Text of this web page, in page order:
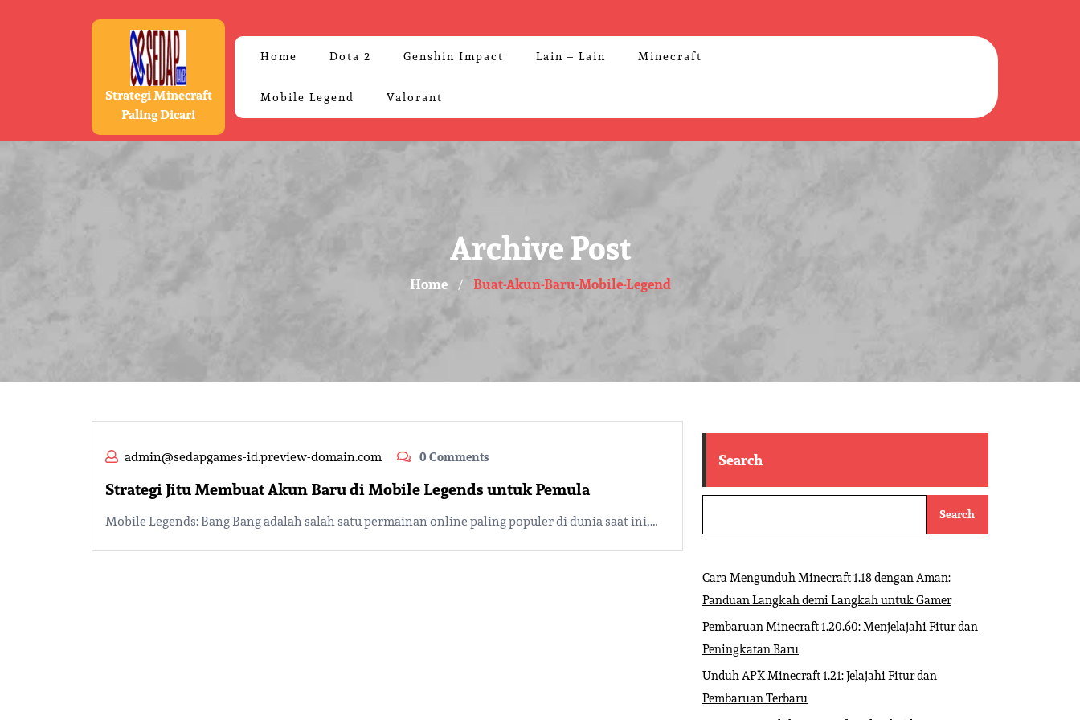
Strategi Minecraft
Paling Dicari
Home Dota 2 Genshin Impact Lain – Lain Minecraft
Mobile Legend Valorant
Archive Post
Home / Buat-Akun-Baru-Mobile-Legend
admin@sedapgames-id.preview-domain.com 0 Comments
Strategi Jitu Membuat Akun Baru di Mobile Legends untuk Pemula
Mobile Legends: Bang Bang adalah salah satu permainan online paling populer di dunia saat ini,…
Search
Search
Cara Mengunduh Minecraft 1.18 dengan Aman:
Panduan Langkah demi Langkah untuk Gamer
Pembaruan Minecraft 1.20.60: Menjelajahi Fitur dan
Peningkatan Baru
Unduh APK Minecraft 1.21: Jelajahi Fitur dan
Pembaruan Terbaru